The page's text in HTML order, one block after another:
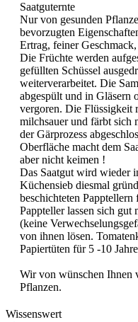
Saatguternte
Nur von gesunden
bevorzugten
Ertrag, feiner
Die Früchte werden
gefüllten Schüssel
weiterverarbeitet. Die
abgespült und in Gläsern
vergoren. Die Flüssigkeit
milchsauer und färbt sich
der Gärprozess
Oberfläche macht dem
aber nicht keimen !
Das Saatgut wird wieder
Küchensieb diesmal
beschichteten
Pappteller lassen sich gut
(keine
von ihnen lösen.
Papiertüten für 5 -10
Wir von wünschen Ihnen
Pflanzen.
Wissenswert